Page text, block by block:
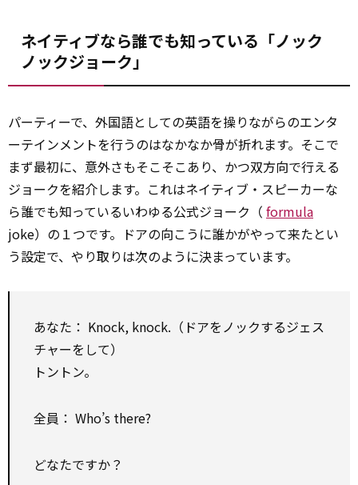
ネイティブなら誰でも知っている「ノック
ノックジョーク」
パーティーで、外国語としての英語を操りながらのエンタ
ーテインメントを行うのはなかなか骨が折れます。そこで
まず最初に、意外さもそこそこあり、かつ双方向で行える
ジョークを紹介します。これはネイティブ・スピーカーな
ら誰でも知っているいわゆる公式ジョーク（ formula
joke）の１つです。ドアの向こうに誰かがやって来たとい
う設定で、やり取りは次のように決まっています。
あなた： Knock, knock.（ドアをノックするジェス
チャーをして）
トントン。
全員： Who’s there?
どなたですか？